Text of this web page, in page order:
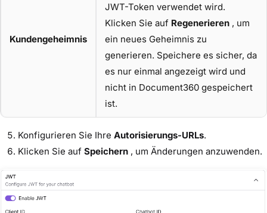
Kundengeheimnis
JWT-Token verwendet wird.
Klicken Sie auf Regenerieren , um
ein neues Geheimnis zu
generieren. Speichere es sicher, da
es nur einmal angezeigt wird und
nicht in Document360 gespeichert
ist.
Konfigurieren Sie Ihre Autorisierungs-URLs.
Klicken Sie auf Speichern , um Änderungen anzuwenden.